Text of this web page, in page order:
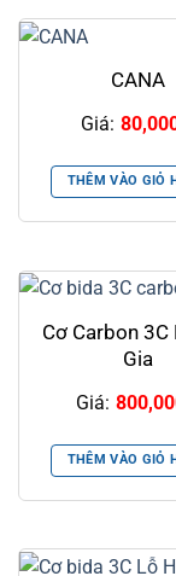
CANA
Giá:
THÊM VÀO GIỎ
Cơ Carbon 3C
Gia
Giá:
THÊM VÀO GIỎ